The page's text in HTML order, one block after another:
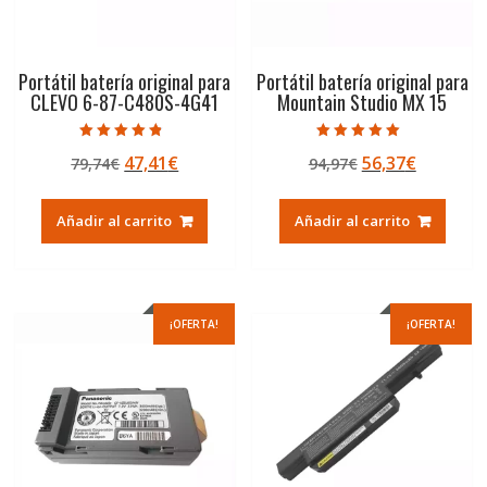
Portátil batería original para
CLEVO 6-87-C480S-4G41
4.50
de 5
79,74€ El
original
era:
47,41€El
actual
es:
Añadir al carrito
Portátil batería original para
Mountain Studio MX 15
5.00
de 5
94,97€ El
original
era:
56,37€El
actual
es:
Añadir al carrito
¡OFERTA! ¡OFERTA!